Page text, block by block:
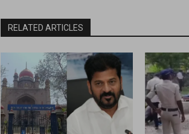
RELATED ARTICLES